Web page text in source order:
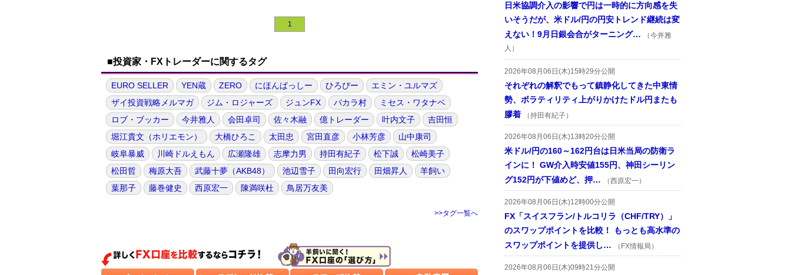
1
■投資家・FXトレーダーに関するタグ
EURO SELLER YEN蔵 ZERO にほんばっしー ひろぴー
エミン・ユルマズ
ザイ投資戦略メルマガ
ジム・ロジャーズ ジュンFX バカラ村
ミセス・ワタナベ
ロブ・ブッカー
今井雅人 会田卓司 佐々木融 億トレーダー 叶内文子
吉田恒
堀江貴文（ホリエモン）
大橋ひろこ 太田忠 宮田直彦 小林芳彦
山中康司
岐阜暴威
川崎ドルえもん 広瀬隆雄 志摩力男 持田有紀子 松下誠
松崎美子
松田哲
梅原大吾 武藤十夢（AKB48） 池辺雪子 田向宏行 田畑昇人
羊飼い
葉那子
藤巻健史 西原宏一 陳満咲杜 鳥居万友美
>>タグ一覧へ
日米協調介入の影響で円は一時的に方向感を失
いそうだが、米ドル/円の円安トレンド継続は変
えない！9月日銀会合がターニング…
（今井雅
人）
2026年08月06日(木)15時29分公開
それぞれの解釈でもって鎮静化してきた中東情
勢、ボラティリティ上がりかけたドル円またも
膠着
（持田有紀子）
2026年08月06日(木)13時20分公開
米ドル/円の160～162円台は日米当局の防衛ラ
インに！ GW介入時安値155円、神田シーリン
グ152円が下値めど、押…
（西原宏一）
2026年08月06日(木)12時00分公開
FX「スイスフラン/トルコリラ（CHF/TRY）」
のスワップポイントを比較！ もっとも高水準の
スワップポイントを提供し…
（FX情報局）
2026年08月06日(木)09時21分公開